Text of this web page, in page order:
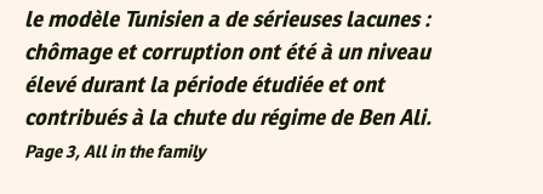
le modèle Tunisien a de sérieuses lacunes :
chômage et corruption ont été à un niveau
élevé durant la période étudiée et ont
contribués à la chute du régime de Ben Ali.
Page 3, All in the family